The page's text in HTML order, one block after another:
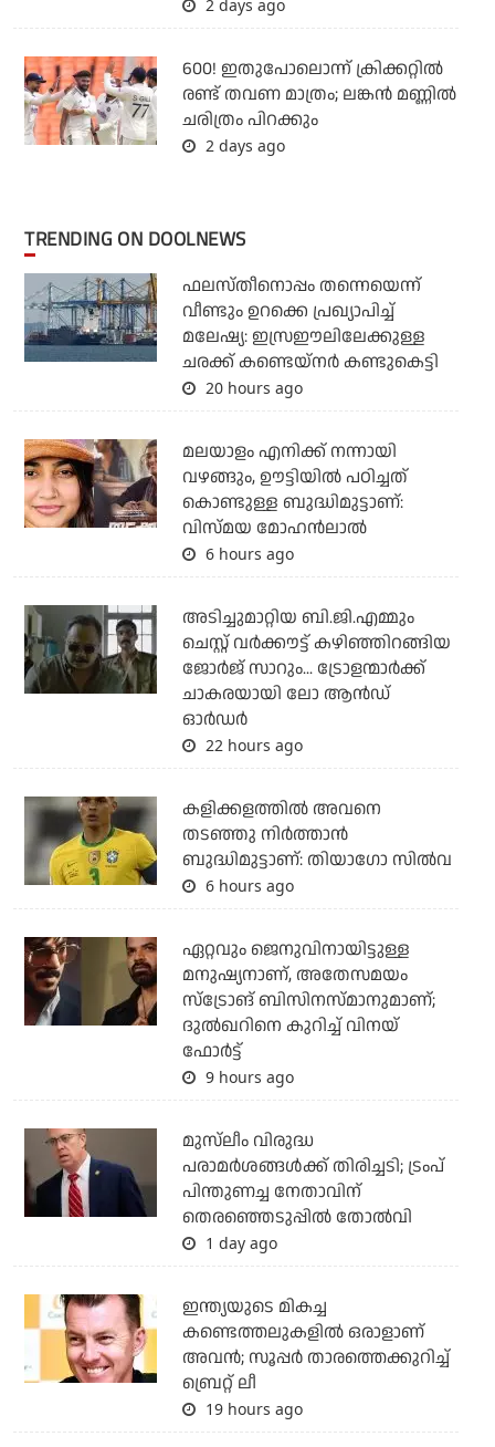
2 days ago
600! ഇതുപോലൊന്ന് ക്രിക്കറ്റില്‍
രണ്ട് തവണ മാത്രം; ലങ്കന്‍ മണ്ണില്‍
ചരിത്രം പിറക്കും
2 days ago
TRENDING ON DOOLNEWS
ഫലസ്തീനൊപ്പം തന്നെയെന്ന്
വീണ്ടും ഉറക്കെ പ്രഖ്യാപിച്ച്
മലേഷ്യ: ഇസ്രഈലിലേക്കുള്ള
ചരക്ക് കണ്ടെയ്‌നര്‍ കണ്ടുകെട്ടി
20 hours ago
മലയാളം എനിക്ക് നന്നായി
വഴങ്ങും, ഊട്ടിയില്‍ പഠിച്ചത്
കൊണ്ടുള്ള ബുദ്ധിമുട്ടാണ്:
വിസ്മയ മോഹന്‍ലാല്‍
6 hours ago
അടിച്ചുമാറ്റിയ ബി.ജി.എമ്മും
ചെസ്റ്റ് വര്‍ക്കൗട്ട് കഴിഞ്ഞിറങ്ങിയ
ജോര്‍ജ് സാറും... ട്രോളന്മാര്‍ക്ക്
ചാകരയായി ലോ ആന്‍ഡ്
ഓര്‍ഡര്‍
22 hours ago
കളിക്കളത്തില്‍ അവനെ
തടഞ്ഞു നിര്‍ത്താന്‍
ബുദ്ധിമുട്ടാണ്: തിയാഗോ സില്‍വ
6 hours ago
ഏറ്റവും ജെനുവിനായിട്ടുള്ള
മനുഷ്യനാണ്, അതേസമയം
സ്‌ട്രോങ് ബിസിനസ്മാനുമാണ്;
ദുല്‍ഖറിനെ കുറിച്ച് വിനയ്
ഫോര്‍ട്ട്
9 hours ago
മുസ്‌ലീം വിരുദ്ധ
പരാമര്‍ശങ്ങള്‍ക്ക് തിരിച്ചടി; ട്രംപ്
പിന്തുണച്ച നേതാവിന്
തെരഞ്ഞെടുപ്പില്‍ തോല്‍വി
1 day ago
ഇന്ത്യയുടെ മികച്ച
കണ്ടെത്തലുകളില്‍ ഒരാളാണ്
അവന്‍; സൂപ്പര്‍ താരത്തെക്കുറിച്ച്
ബ്രെറ്റ് ലീ
19 hours ago